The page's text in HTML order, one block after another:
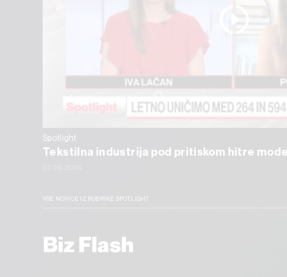
Spotlight
Tekstilna industrija pod pritiskom hitre
VSE NOVICE IZ RUBRIKE SPOTLIGHT
Biz Flash